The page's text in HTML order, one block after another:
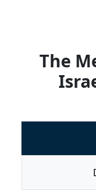
The